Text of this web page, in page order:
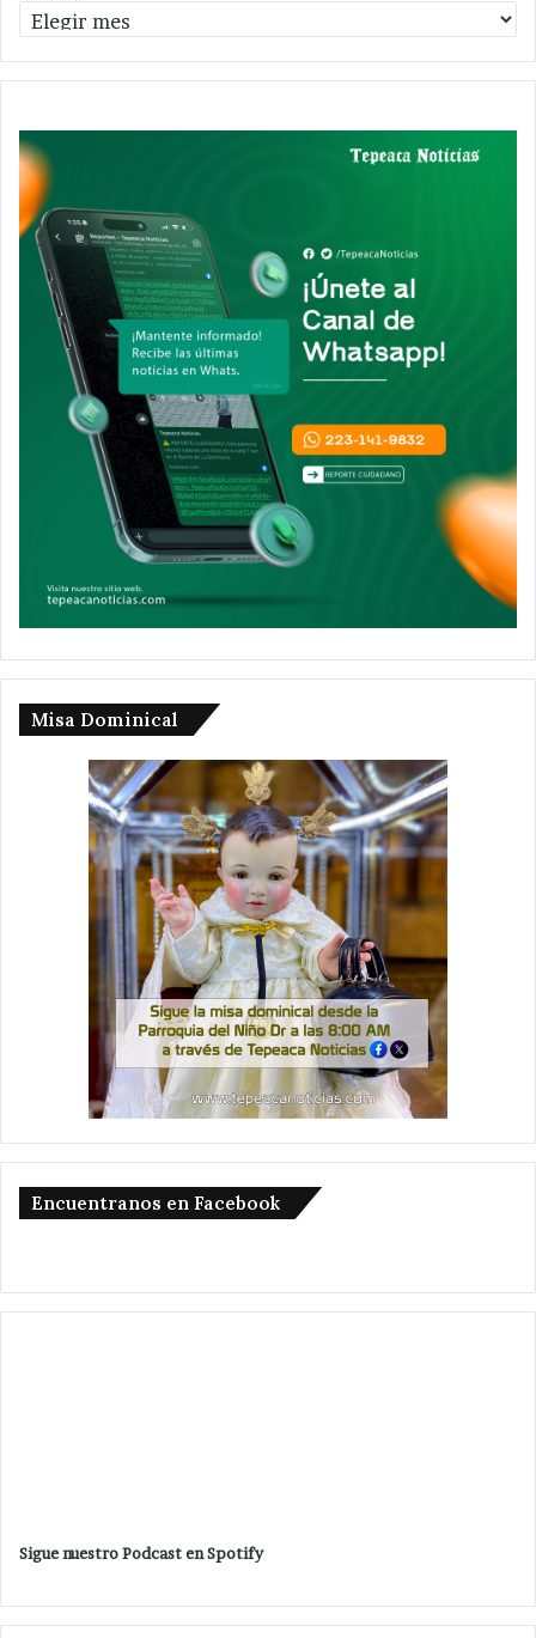
Misa Dominical
Encuentranos en Facebook
Sigue nuestro Podcast en Spotify